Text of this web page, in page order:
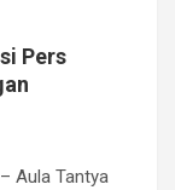
Pers
Tantya